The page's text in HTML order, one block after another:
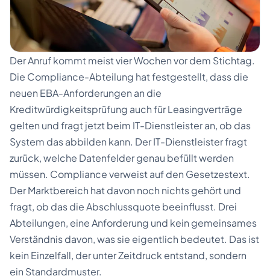
Der Anruf kommt meist vier Wochen vor dem Stichtag.
Die Compliance-Abteilung hat festgestellt, dass die
neuen EBA-Anforderungen an die
Kreditwürdigkeitsprüfung auch für Leasingverträge
gelten und fragt jetzt beim IT-Dienstleister an, ob das
System das abbilden kann. Der IT-Dienstleister fragt
zurück, welche Datenfelder genau befüllt werden
müssen. Compliance verweist auf den Gesetzestext.
Der Marktbereich hat davon noch nichts gehört und
fragt, ob das die Abschlussquote beeinflusst. Drei
Abteilungen, eine Anforderung und kein gemeinsames
Verständnis davon, was sie eigentlich bedeutet. Das ist
kein Einzelfall, der unter Zeitdruck entstand, sondern
ein Standardmuster.